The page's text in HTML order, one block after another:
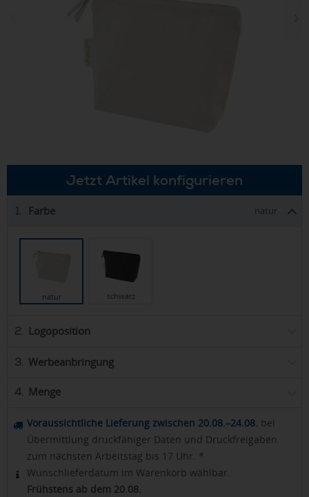
Jetzt Artikel konfigurieren
1. Farbe natur
natur schwarz
2. Logoposition
3. Werbeanbringung
4. Menge
Voraussichtliche Lieferung zwischen 20.08.–24.08. bei
Übermittlung druckfähiger Daten und Druckfreigaben
zum nächsten Arbeitstag bis 17 Uhr. *
Wunschlieferdatum im Warenkorb wählbar.
Frühstens ab dem 20.08.